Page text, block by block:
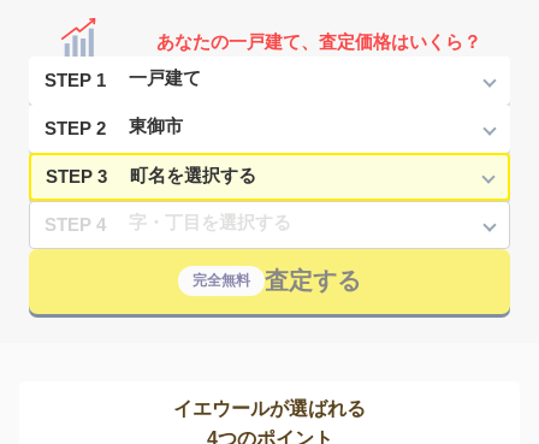
あなたの一戸建て、査定価格はいくら？
STEP 1
STEP 2
STEP 3
STEP 4
完全無料 査定する
イエウールが選ばれる
4つのポイント